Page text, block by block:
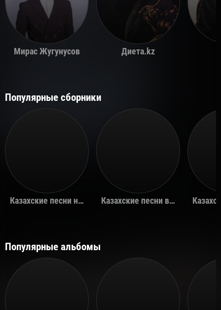
Мирас Жугунусов Диета.kz
Популярные сборники
Казахские песни на день рождения Казахские песни в машину
Популярные альбомы